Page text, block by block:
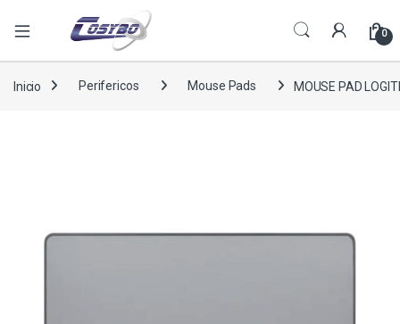
0
Inicio Perifericos Mouse Pads MOUSE PAD